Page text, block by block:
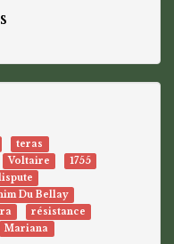
teras
Voltaire
1755
Du Bellay
résistance
Mariana